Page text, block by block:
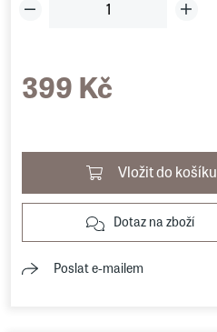
399 Kč
Vložit do košíku
Dotaz na zboží
Poslat e-mailem